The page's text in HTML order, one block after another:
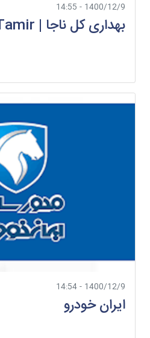
1400/12/9 - 14:55
بهداری کل ناجا | HP Tamir
1400/12/9 - 14:54
ایران خودرو